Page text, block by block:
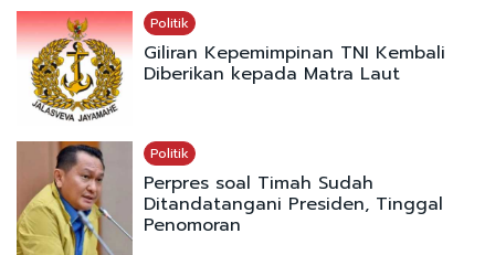
Politik
Giliran Kepemimpinan TNI Kembali
Diberikan kepada Matra Laut
Politik
Perpres soal Timah Sudah
Ditandatangani Presiden, Tinggal
Penomoran